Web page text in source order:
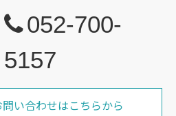
052-700-
5157
い合わせはこちらから